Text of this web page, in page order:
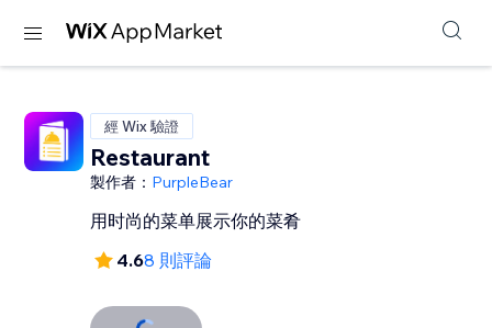
經 Wix 驗證
Restaurant
製作者： PurpleBear
用时尚的菜单展示你的菜肴
4.68 則評論